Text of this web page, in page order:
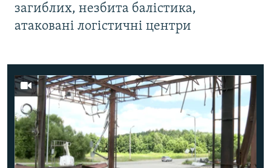
загиблих, незбита балістика,
атаковані логістичні центри